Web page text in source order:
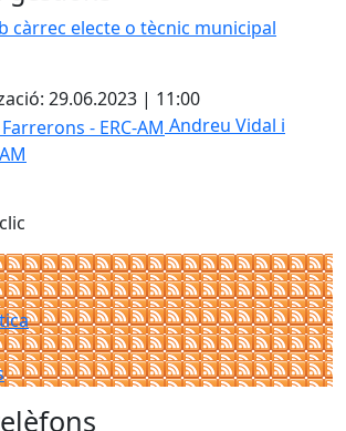
càrrec electe o tècnic municipal
29.06.2023 | 11:00
- ERC-AM
Andreu Vidal i